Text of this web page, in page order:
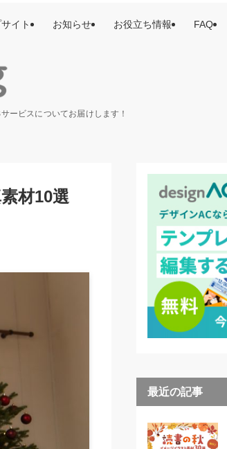
ービスについてお届けします！
イト お知らせ お役立ち情報 FAQ
材10選
最近の記事